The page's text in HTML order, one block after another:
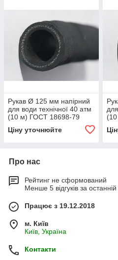
Рукав Ø 125 мм напірний
для води технічної 40 атм
(10 м) ГОСТ 18698-79
Ціну уточнюйте
Про нас
Рейтинг не сформований
Менше 5 відгуків за останній
Працює з 19.12.2018
м. Київ
Київ, Україна
Контакти